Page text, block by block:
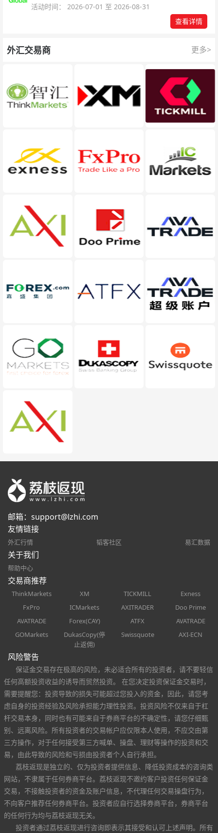
活动时间： 2026-07-01 至 2026-08-31
查看详情
外汇交易商 更多>
邮箱： support@lzhi.com
友情链接
外汇行情 韬客社区 易汇数据
关于我们
帮助中心
交易商推荐
ThinkMarkets XM TICKMILL
Exness
FxPro
ICMarkets AXITRADER
Doo Prime
AVATRADE
Forex(CAY) ATFX
AVATRADE
GOMarkets
DukasCopy(停
止返佣)
Swissquote AXI-ECN
风险警告
保证金交易存在极高的风险，未必适合所有的投资者，请不要轻信
任何高额投资收益的诱导而贸然投资。 在您决定投资保证金交易时，
需要提醒您：投资导致的损失可能超过您投入的资金，因此，请您考
虑自身的投资经验及风险承担能力理性投资。投资风险不仅来自于杠
杆交易本身，同时也有可能来自于券商平台的不确定性，请您仔细甄
别、远离风险。所有投资者的交易帐户应仅限本人使用，不应交由第
三方操作，对于任何接受第三方喊单、操盘、理财等操作的投资和交
易，由此导致的风险和亏损由投资者个人自行承担。
荔枝返现是独立的、仅为投资者提供信息、降低投资成本的咨询类
网站，不隶属于任何券商平台。荔枝返现不邀约客户投资任何保证金
交易，不接触投资者的资金及账户信息，不代理任何交易操盘行为，
不向客户推荐任何券商平台。投资者应自行选择券商平台，券商平台
的任何行为均与荔枝返现无关。
投资者通过荔枝返现进行咨询即表示其接受和认可上述声明。所有